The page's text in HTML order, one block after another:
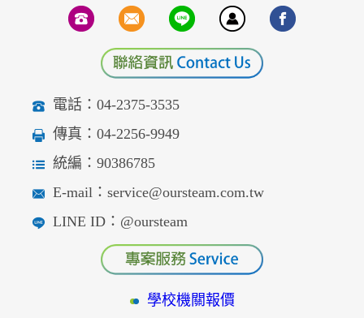
電話：04-2375-3535
傳真：04-2256-9949
統編：90386785
E-mail：service@oursteam.com.tw
LINE ID：@oursteam
學校機關報價